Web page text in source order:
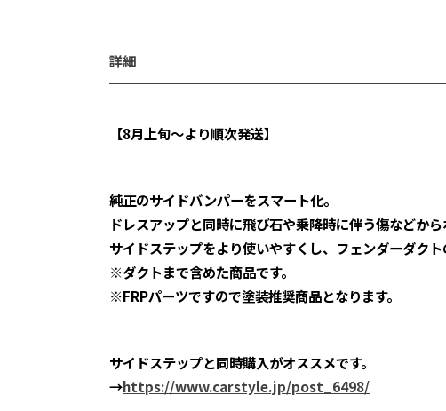
詳細
【8月上旬〜より順次発送】
純正のサイドバンパーをスマート化。
ドレスアップと同時に飛び石や乗降時に伴う傷などから
サイドステップをより使いやすくし、フェンダーダク
※ダクトまで含めた商品です。
※FRPパーツですので塗装推奨商品となります。
サイドステップと同時購入がオススメです。
→https://www.carstyle.jp/post_6498/